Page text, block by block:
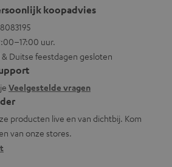
koopadvies
uur.
Duitse feestdagen gesloten
Veelgestelde vragen
producten live en van dichtbij. Kom
van onze stores.